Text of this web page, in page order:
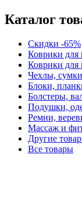
Каталог
Скидки -65%
Коврики для
Коврики для
Чехлы,
Блоки,
Болстеры,
Подушки,
Ремни,
Массаж и
Другие
Все товары